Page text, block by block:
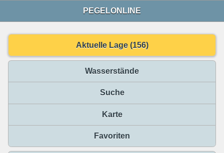
PEGELONLINE
Aktuelle Lage (156)
Wasserstände
Suche
Karte
Favoriten